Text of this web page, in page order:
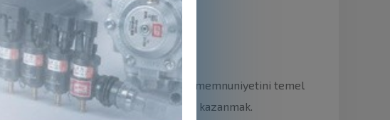
Memnuniyeti:
ürün ve hizmet kalitemiz ile müşteri memnuniyetini temel
müşterilerimizin güven ve sadakatini kazanmak.